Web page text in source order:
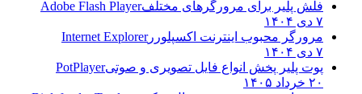
فلش پلیر برای مرورگرهای مختلفAdobe Flash Player
۷ دی ۱۴۰۴
مرورگر محبوب اینترنت اکسپلوررInternet Explorer
۷ دی ۱۴۰۴
پوت پلیر پخش انواع فایل تصویری و صوتیPotPlayer
۲۰ خرداد ۱۴۰۵